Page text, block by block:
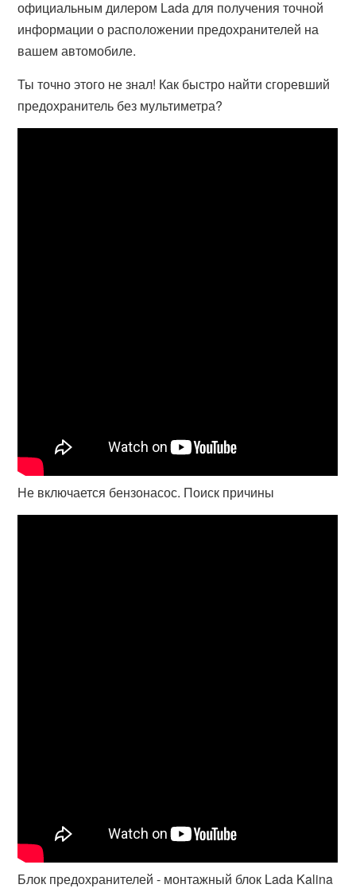
официальным дилером Lada для получения точной
информации о расположении предохранителей на
вашем автомобиле.
Ты точно этого не знал! Как быстро найти сгоревший
предохранитель без мультиметра?
Не включается бензонасос. Поиск причины
Блок предохранителей - монтажный блок Lada Kalina